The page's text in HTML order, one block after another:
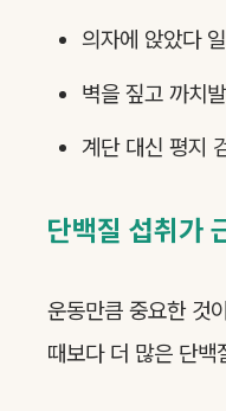
의자에 앉았다
벽을 짚고 까치
계단 대신 평지
단백질 섭취가
운동만큼 중요한 것
때보다 더 많은 단백